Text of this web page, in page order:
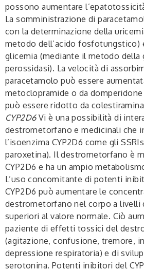
possono aumentare
La somministrazione di
con la determinazione della
metodo dell’acido fosfotungstico)
glicemia (mediante il metodo della
perossidasi). La velocità di
paracetamolo può essere
metoclopramide o da domperidone
può essere ridotto da
CYP2D6Vi è una possibilità di
destrometorfano e medicinali che
l’isoenzima CYP2D6 come gli
paroxetina). Il destrometorfano è
CYP2D6 e ha un ampio
L’uso concomitante di potenti
CYP2D6 può aumentare le
destrometorfano nel corpo a livelli
superiori al valore normale. Ciò
paziente di effetti tossici del
(agitazione, confusione, tremore,
depressione respiratoria) e di
serotonina. Potenti inibitori del